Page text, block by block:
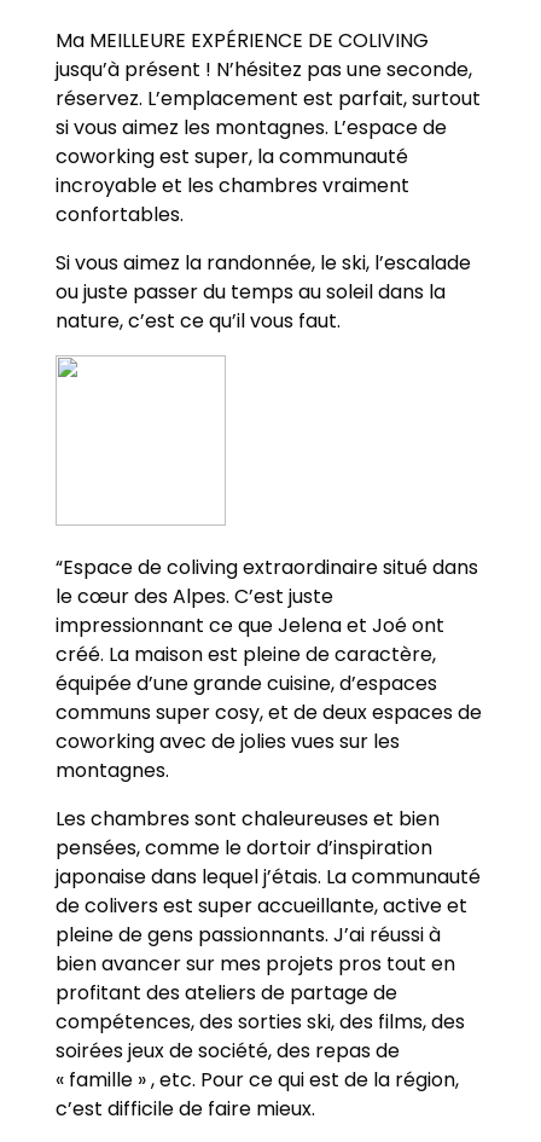
Ma MEILLEURE EXPÉRIENCE DE COLIVING
jusqu’à présent ! N’hésitez pas une seconde,
réservez. L’emplacement est parfait, surtout
si vous aimez les montagnes. L’espace de
coworking est super, la communauté
incroyable et les chambres vraiment
confortables.
Si vous aimez la randonnée, le ski, l’escalade
ou juste passer du temps au soleil dans la
nature, c’est ce qu’il vous faut.
“Espace de coliving extraordinaire situé dans
le cœur des Alpes. C’est juste
impressionnant ce que Jelena et Joé ont
créé. La maison est pleine de caractère,
équipée d’une grande cuisine, d’espaces
communs super cosy, et de deux espaces de
coworking avec de jolies vues sur les
montagnes.
Les chambres sont chaleureuses et bien
pensées, comme le dortoir d’inspiration
japonaise dans lequel j’étais. La communauté
de colivers est super accueillante, active et
pleine de gens passionnants. J’ai réussi à
bien avancer sur mes projets pros tout en
profitant des ateliers de partage de
compétences, des sorties ski, des films, des
soirées jeux de société, des repas de
« famille » , etc. Pour ce qui est de la région,
c’est difficile de faire mieux.